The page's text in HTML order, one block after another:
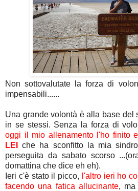
Non sottovalutate la forza di
impensabili......
Una grande volontà è alla base del
in se stessi. Senza la forza di
oggi il mio allenamento l'ho finito
LEI
che ha sconfitto la mia
perseguita da sabato scorso
domattina che dice eh eh).
Ieri c'è stato il picco, l'altro ieri ho
facendo una fatica allucinante, ma